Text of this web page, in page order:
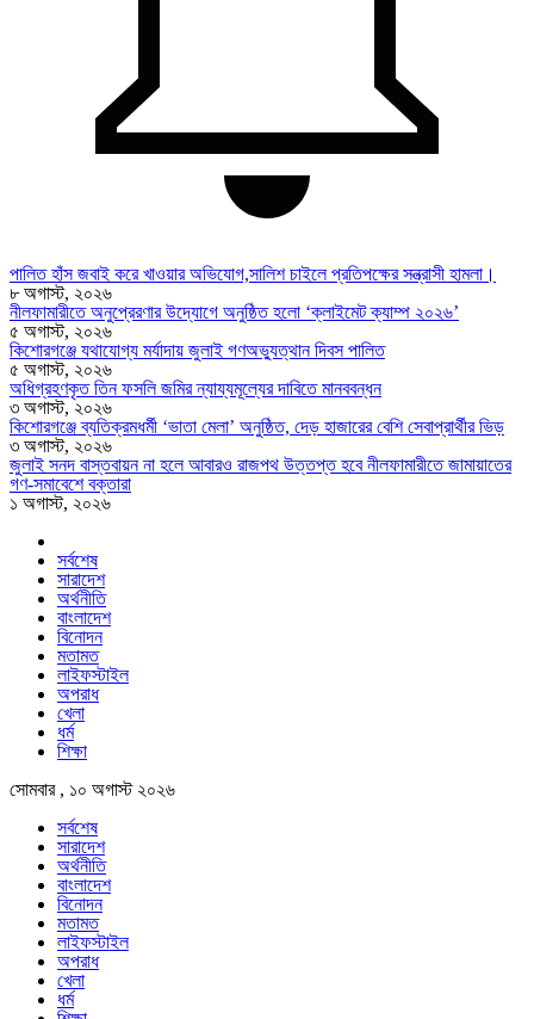
পালিত হাঁস জবাই করে খাওয়ার অভিযোগ,সালিশ চাইলে প্রতিপক্ষের সন্ত্রাসী হামলা।
৮ অগাস্ট, ২০২৬
নীলফামারীতে অনুপ্রেরণার উদ্যোগে অনুষ্ঠিত হলো ‘ক্লাইমেট ক্যাম্প ২০২৬’
৫ অগাস্ট, ২০২৬
কিশোরগঞ্জে যথাযোগ্য মর্যাদায় জুলাই গণঅভ্যুত্থান দিবস পালিত
৫ অগাস্ট, ২০২৬
অধিগ্রহণকৃত তিন ফসলি জমির ন্যায্যমূল্যের দাবিতে মানববন্ধন
৩ অগাস্ট, ২০২৬
কিশোরগঞ্জে ব্যতিক্রমধর্মী ‘ভাতা মেলা’ অনুষ্ঠিত, দেড় হাজারের বেশি সেবাপ্রার্থীর ভিড়
৩ অগাস্ট, ২০২৬
জুলাই সনদ বাস্তবায়ন না হলে আবারও রাজপথ উত্তপ্ত হবে নীলফামারীতে জামায়াতের
গণ-সমাবেশে বক্তারা
১ অগাস্ট, ২০২৬
সর্বশেষ
সারাদেশ
অর্থনীতি
বাংলাদেশ
বিনোদন
মতামত
লাইফস্টাইল
অপরাধ
খেলা
ধর্ম
শিক্ষা
সোমবার , ১০ অগাস্ট ২০২৬
সর্বশেষ
সারাদেশ
অর্থনীতি
বাংলাদেশ
বিনোদন
মতামত
লাইফস্টাইল
অপরাধ
খেলা
ধর্ম